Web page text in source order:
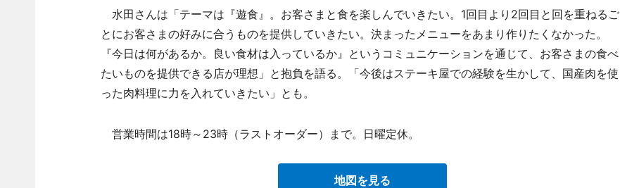
水田さんは「テーマは『遊食』。お客さまと食を楽しんでいきたい。1回目より2回目と回を重ねるご
とにお客さまの好みに合うものを提供していきたい。決まったメニューをあまり作りたくなかった。
『今日は何があるか。良い食材は入っているか』というコミュニケーションを通じて、お客さまの食べ
たいものを提供できる店が理想」と抱負を語る。「今後はステーキ屋での経験を生かして、国産肉を使
った肉料理に力を入れていきたい」とも。
営業時間は18時～23時（ラストオーダー）まで。日曜定休。
地図を見る